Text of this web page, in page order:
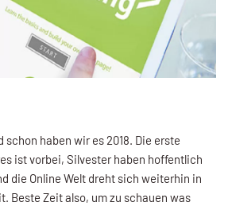
schon haben wir es 2018. Die erste
ist vorbei, Silvester haben hoffentlich
die Online Welt dreht sich weiterhin in
Beste Zeit also, um zu schauen was